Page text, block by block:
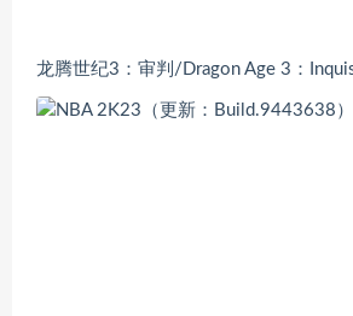
龙腾世纪3：审判/Dragon Age 3：